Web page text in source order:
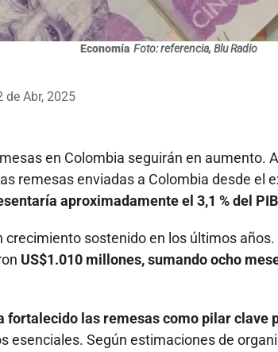
Economía Foto: referencia, Blu Radio
de Abr, 2025
en Colombia seguirán en aumento.
remesas enviadas a Colombia desde el
aproximadamente el 3,1 % del
sostenido en los últimos
US$1.010 millones, sumando ocho
fortalecido las remesas como pilar clave
esenciales. Según estimaciones de